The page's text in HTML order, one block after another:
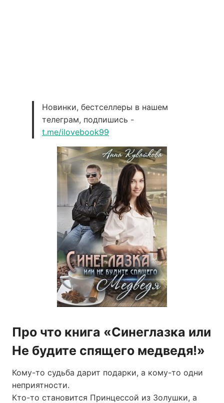
Новинки, бестселлеры в нашем
телеграм, подпишись -
t.me/ilovebook99
Про что книга «Синеглазка или
Не будите спящего медведя!»
Кому-то судьба дарит подарки, а кому-то одни
неприятности.
Кто-то становится Принцессой из Золушки, а